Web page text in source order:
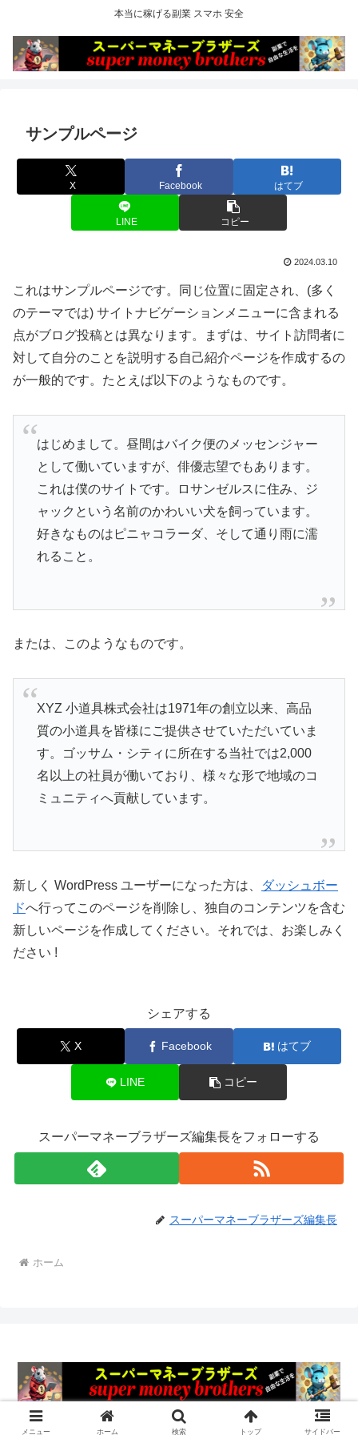
本当に稼げる副業 スマホ 安全
サンプルページ
X Facebook はてブ
LINE コピー
2024.03.10
これはサンプルページです。同じ位置に固定され、(多く
のテーマでは) サイトナビゲーションメニューに含まれる
点がブログ投稿とは異なります。まずは、サイト訪問者に
対して自分のことを説明する自己紹介ページを作成するの
が一般的です。たとえば以下のようなものです。
はじめまして。昼間はバイク便のメッセンジャー
として働いていますが、俳優志望でもあります。
これは僕のサイトです。ロサンゼルスに住み、ジ
ャックという名前のかわいい犬を飼っています。
好きなものはピニャコラーダ、そして通り雨に濡
れること。
または、このようなものです。
XYZ 小道具株式会社は1971年の創立以来、高品
質の小道具を皆様にご提供させていただいていま
す。ゴッサム・シティに所在する当社では2,000
名以上の社員が働いており、様々な形で地域のコ
ミュニティへ貢献しています。
新しく WordPress ユーザーになった方は、
ダッシュボー
ドへ行ってこのページを削除し、独自のコンテンツを含む
新しいページを作成してください。それでは、お楽しみく
ださい !
シェアする
X Facebook はてブ
LINE コピー
スーパーマネーブラザーズ編集長をフォローする
スーパーマネーブラザーズ編集長
ホーム
© 2024 安全副業 スーパーマネーブラザーズ.
メニュー ホーム 検索 トップ サイドバー